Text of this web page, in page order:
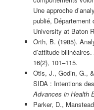
Une approche
publié, Département
University at Baton
Orth, B. (1985).
d’attitude bilinéaires.
16(2), 101–115.
Otis, J., Godin, G.,
SIDA : Intentions
Advances in Health
Parker, D.,